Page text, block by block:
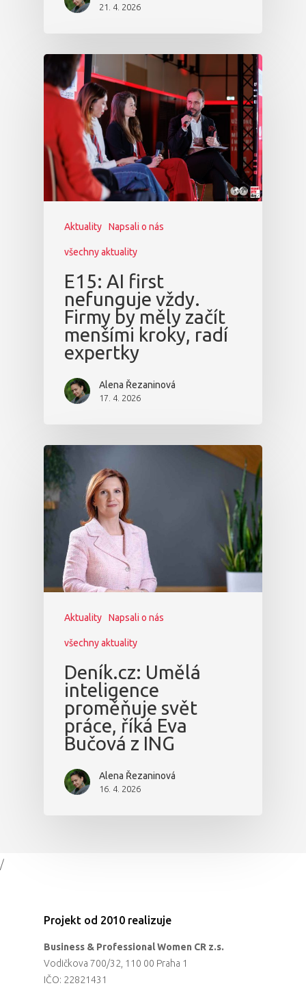
21. 4. 2026
Aktuality Napsali o nás
všechny aktuality
E15: AI first
nefunguje vždy.
Firmy by měly začít
menšími kroky, radí
expertky
Alena Řezaninová
17. 4. 2026
Aktuality Napsali o nás
všechny aktuality
Deník.cz: Umělá
inteligence
proměňuje svět
práce, říká Eva
Bučová z ING
Alena Řezaninová
16. 4. 2026
/
Projekt od 2010 realizuje
Business & Professional Women CR z.s.
Vodičkova 700/32, 110 00 Praha 1
IČO: 22821431